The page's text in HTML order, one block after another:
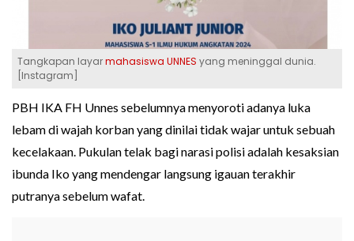
Tangkapan layarmahasiswa UNNES yang meninggal dunia.
[Instagram]
PBH IKA FH Unnes sebelumnya menyoroti adanya luka
lebam di wajah korban yang dinilai tidak wajar untuk sebuah
kecelakaan. Pukulan telak bagi narasi polisi adalah kesaksian
ibunda Iko yang mendengar langsung igauan terakhir
putranya sebelum wafat.